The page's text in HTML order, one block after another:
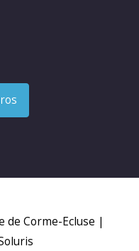
de Corme-Ecluse |